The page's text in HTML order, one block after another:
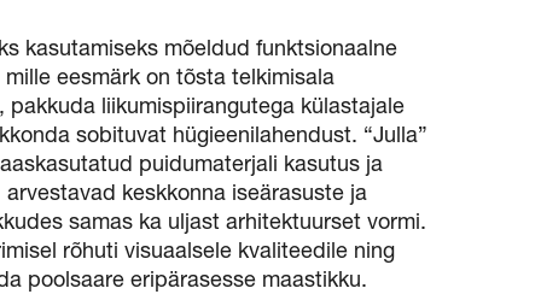
kasutamiseks mõeldud funktsionaalne
eesmärk on tõsta telkimisala
pakkuda liikumispiirangutega külastajale
sobituvat hügieenilahendust. “Julla”
puidumaterjali kasutus ja
keskkonna iseärasuste ja
samas ka uljast arhitektuurset vormi.
rõhuti visuaalsele kvaliteedile ning
poolsaare eripärasesse maastikku.